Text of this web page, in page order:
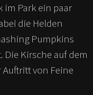
im Park ein paar
die Helden
Pumpkins
Die Kirsche auf dem
von Feine